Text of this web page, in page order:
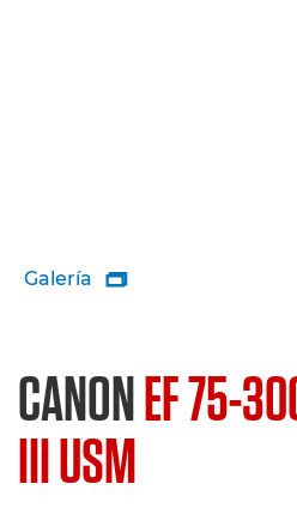
Galería 
CANONEF 75-
III USM